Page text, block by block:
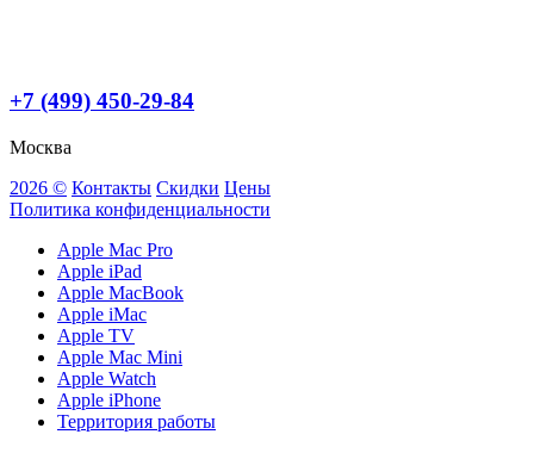
+7 (499) 450-29-84
Москва
2026 © Контакты Скидки Цены
Политика конфиденциальности
Apple Mac Pro
Apple iPad
Apple MacBook
Apple iMac
Apple TV
Apple Mac Mini
Apple Watch
Apple iPhone
Территория работы